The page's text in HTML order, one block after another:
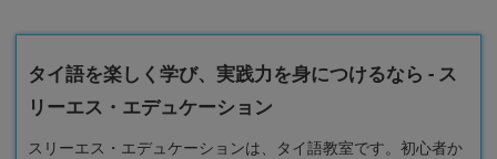
タイ語を楽しく学び、実践力を身につけるなら - ス
リーエス・エデュケーション
スリーエス・エデュケーションは、タイ語教室です。初心者か